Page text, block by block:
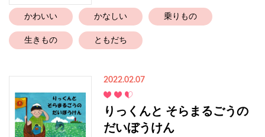
かわいい かなしい 乗りもの
生きもの ともだち
2022.02.07
りっくんと そらまるごうの
だいぼうけん